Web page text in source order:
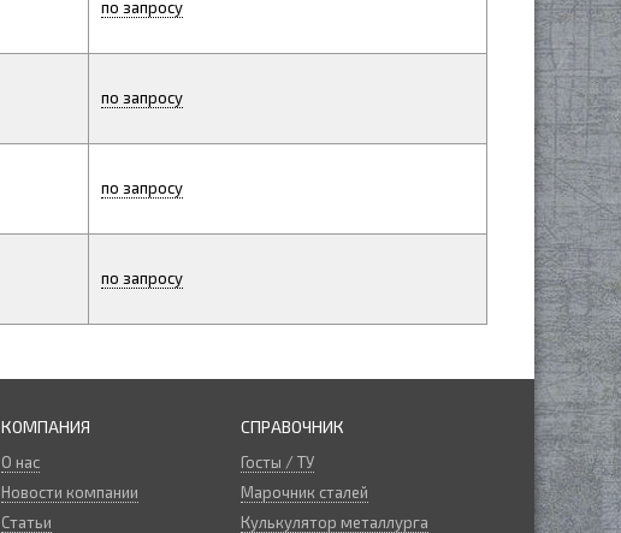
по запросу
по запросу
по запросу
по запросу
КОМПАНИЯ
О нас
Новости компании
Статьи
СПРАВОЧНИК
Госты / ТУ
Марочник сталей
Кулькулятор металлурга